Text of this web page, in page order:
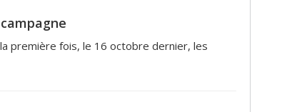
première fois, le 16 octobre dernier, les